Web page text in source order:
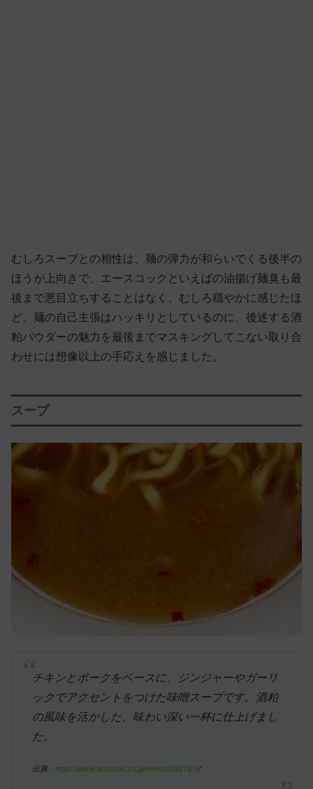
むしろスープとの相性は、麺の弾力が和らいでくる後半の
ほうが上向きで、エースコックといえばの油揚げ麺臭も最
後まで悪目立ちすることはなく、むしろ穏やかに感じたほ
ど。麺の自己主張はハッキリとしているのに、後述する酒
粕パウダーの魅力を最後までマスキングしてこない取り合
わせには想像以上の手応えを感じました。
スープ
チキンとポークをベースに、ジンジャーやガーリ
ックでアクセントをつけた味噌スープです。酒粕
の風味を活かした、味わい深い一杯に仕上げまし
た。
出典： https://www.acecook.co.jp/news/003174/